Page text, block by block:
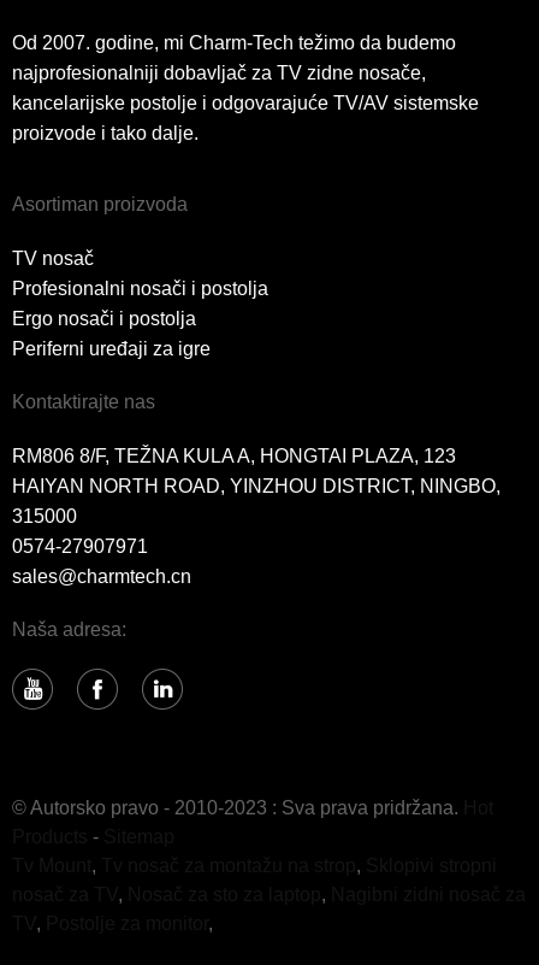
Od 2007. godine, mi Charm-Tech težimo da budemo
najprofesionalniji dobavljač za TV zidne nosače,
kancelarijske postolje i odgovarajuće TV/AV sistemske
proizvode i tako dalje.
Asortiman proizvoda
TV nosač
Profesionalni nosači i postolja
Ergo nosači i postolja
Periferni uređaji za igre
Kontaktirajte nas
RM806 8/F, TEŽNA KULA A, HONGTAI PLAZA, 123
HAIYAN NORTH ROAD, YINZHOU DISTRICT, NINGBO,
315000
0574-27907971
sales@charmtech.cn
Naša adresa:
© Autorsko pravo - 2010-2023 : Sva prava pridržana.
-
, ,
, ,
, ,